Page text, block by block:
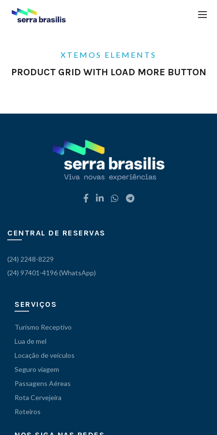
XTEMOS ELEMENTS
PRODUCT GRID WITH LOAD MORE BUTTON
CENTRAL DE RESERVAS
(24) 2248-8229
(24) 97401-4196 (WhatsApp)
SERVIÇOS
Turismo Receptivo
Lua de mel
Locação de veículos
Seguro viagem
Passagens Aéreas
Rota Cervejeira
Roteiros